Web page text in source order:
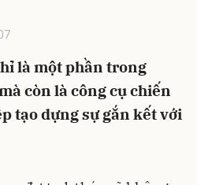
là một phần trong
còn là công cụ chiến
tạo dựng sự gắn kết với
Hủy